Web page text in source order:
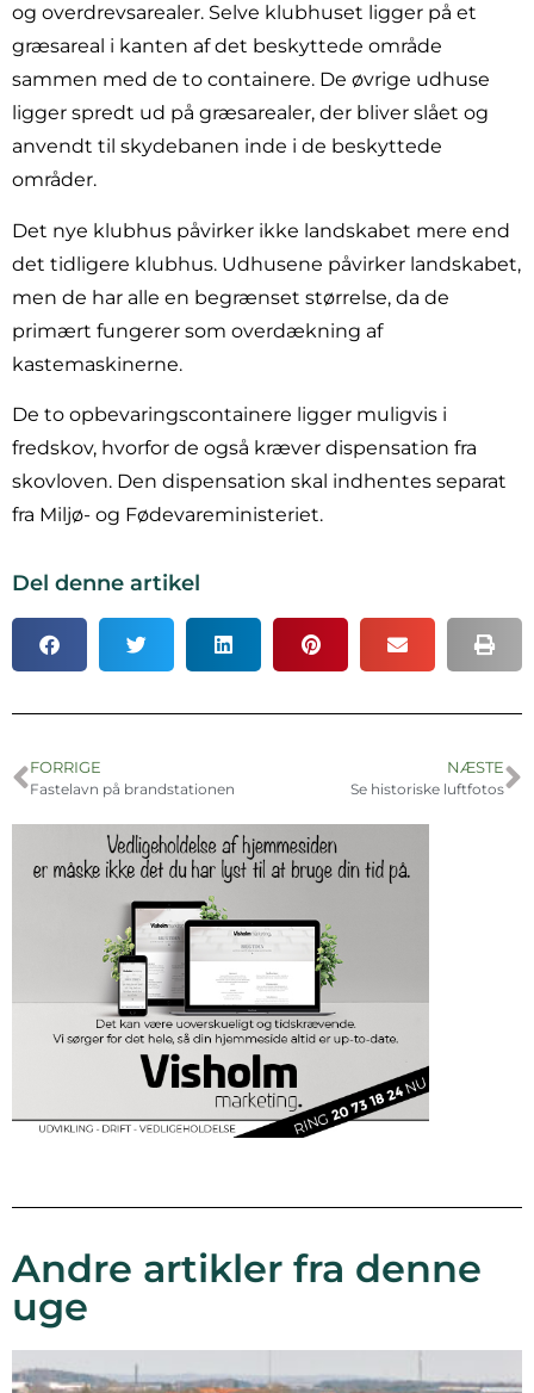
og overdrevsarealer. Selve klubhuset ligger på et
græsareal i kanten af det beskyttede område
sammen med de to containere. De øvrige udhuse
ligger spredt ud på græsarealer, der bliver slået og
anvendt til skydebanen inde i de beskyttede
områder.
Det nye klubhus påvirker ikke landskabet mere end
det tidligere klubhus. Udhusene påvirker landskabet,
men de har alle en begrænset størrelse, da de
primært fungerer som overdækning af
kastemaskinerne.
De to opbevaringscontainere ligger muligvis i
fredskov, hvorfor de også kræver dispensation fra
skovloven. Den dispensation skal indhentes separat
fra Miljø- og Fødevareministeriet.
Del denne artikel
FORRIGE
Fastelavn på brandstationen
NÆSTE
Se historiske luftfotos
Andre artikler fra denne
uge